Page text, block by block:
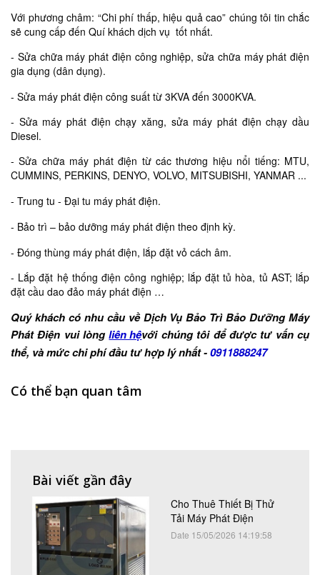
Với phương châm: “Chi phí thấp, hiệu quả cao” chúng tôi tin chắc
sẽ cung cấp đến Quí khách dịch vụ tốt nhất.
- Sửa chữa máy phát điện công nghiệp, sửa chữa máy phát điện
gia dụng (dân dụng).
- Sửa máy phát điện công suất từ 3KVA đến 3000KVA.
- Sửa máy phát điện chạy xăng, sửa máy phát điện chạy dầu
Diesel.
- Sửa chữa máy phát điện từ các thương hiệu nổi tiếng: MTU,
CUMMINS, PERKINS, DENYO, VOLVO, MITSUBISHI, YANMAR ...
- Trung tu - Đại tu máy phát điện.
- Bảo trì – bảo dưỡng máy phát điện theo định kỳ.
- Đóng thùng máy phát điện, lắp đặt vỏ cách âm.
- Lắp đặt hệ thống điện công nghiệp; lắp đặt tủ hòa, tủ AST; lắp
đặt cầu dao đảo máy phát điện …
Quý khách có nhu cầu về Dịch Vụ Bảo Trì Bảo Dưỡng Máy
Phát Điện vui lòngliên hệvới chúng tôi để được tư vấn cụ
thể, và mức chi phí đầu tư hợp lý nhất -0911888247
Có thể bạn quan tâm
Bài viết gần đây
Cho Thuê Thiết Bị Thử
Tải Máy Phát Điện
Date 15/05/2026 14:19:58